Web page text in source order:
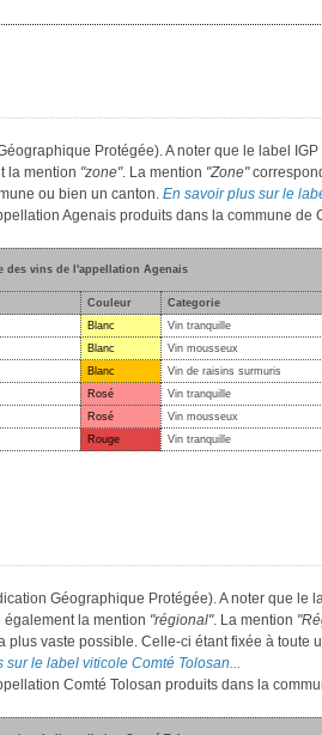
Protégée). A noter que le label
la mention "zone". La mention "Zone"
ou bien un canton. En savoir plus sur le
Agenais produits dans la commune de
des vins de l'appellation Agenais
Couleur Categorie
Blanc
Vin tranquille
Blanc
Vin mousseux
Blanc
Vin de raisins surmuris
Rosé
Vin tranquille
Rosé
Vin mousseux
Rouge
Vin tranquille
Géographique Protégée). A noter que le
la mention "régional". La mention
plus vaste possible. Celle-ci étant fixée à toute
sur le label viticole Comté Tolosan...
Comté Tolosan produits dans la